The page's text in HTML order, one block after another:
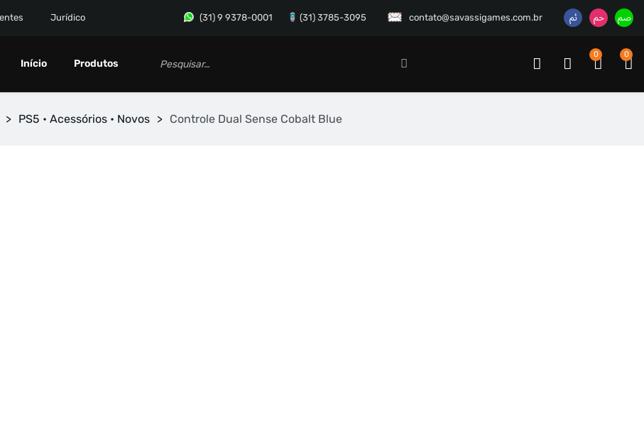
contato@savassigames.com.br
(31) 9 9378-0001 (31) 3785-3095
Jurídico
0
0
Início Produtos
> PS5 • Acessórios • Novos > Controle Dual Sense Cobalt Blue